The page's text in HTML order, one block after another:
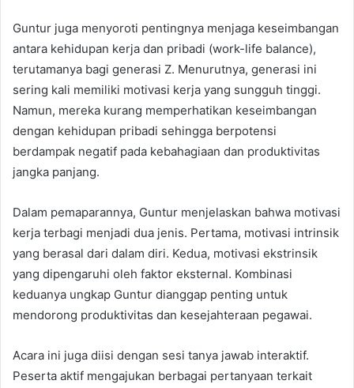
Guntur juga menyoroti pentingnya menjaga keseimbangan
antara kehidupan kerja dan pribadi (work-life balance),
terutamanya bagi generasi Z. Menurutnya, generasi ini
sering kali memiliki motivasi kerja yang sungguh tinggi.
Namun, mereka kurang memperhatikan keseimbangan
dengan kehidupan pribadi sehingga berpotensi
berdampak negatif pada kebahagiaan dan produktivitas
jangka panjang.
Dalam pemaparannya, Guntur menjelaskan bahwa motivasi
kerja terbagi menjadi dua jenis. Pertama, motivasi intrinsik
yang berasal dari dalam diri. Kedua, motivasi ekstrinsik
yang dipengaruhi oleh faktor eksternal. Kombinasi
keduanya ungkap Guntur dianggap penting untuk
mendorong produktivitas dan kesejahteraan pegawai.
Acara ini juga diisi dengan sesi tanya jawab interaktif.
Peserta aktif mengajukan berbagai pertanyaan terkait